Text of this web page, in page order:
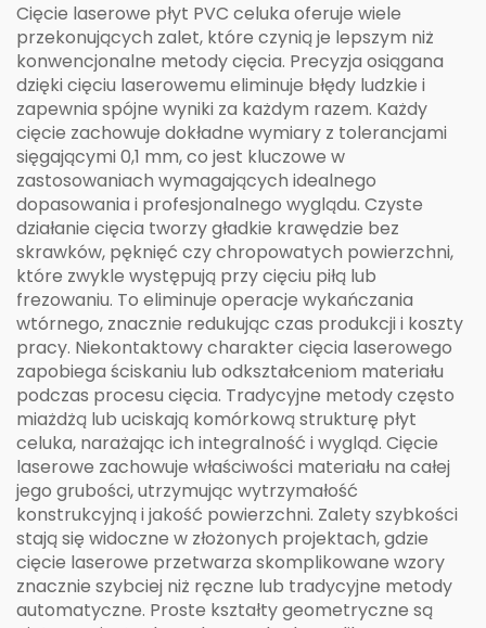
Cięcie laserowe płyt PVC celuka oferuje wiele
przekonujących zalet, które czynią je lepszym niż
konwencjonalne metody cięcia. Precyzja osiągana
dzięki cięciu laserowemu eliminuje błędy ludzkie i
zapewnia spójne wyniki za każdym razem. Każdy
cięcie zachowuje dokładne wymiary z tolerancjami
sięgającymi 0,1 mm, co jest kluczowe w
zastosowaniach wymagających idealnego
dopasowania i profesjonalnego wyglądu. Czyste
działanie cięcia tworzy gładkie krawędzie bez
skrawków, pęknięć czy chropowatych powierzchni,
które zwykle występują przy cięciu piłą lub
frezowaniu. To eliminuje operacje wykańczania
wtórnego, znacznie redukując czas produkcji i koszty
pracy. Niekontaktowy charakter cięcia laserowego
zapobiega ściskaniu lub odkształceniom materiału
podczas procesu cięcia. Tradycyjne metody często
miażdżą lub uciskają komórkową strukturę płyt
celuka, narażając ich integralność i wygląd. Cięcie
laserowe zachowuje właściwości materiału na całej
jego grubości, utrzymując wytrzymałość
konstrukcyjną i jakość powierzchni. Zalety szybkości
stają się widoczne w złożonych projektach, gdzie
cięcie laserowe przetwarza skomplikowane wzory
znacznie szybciej niż ręczne lub tradycyjne metody
automatyczne. Proste kształty geometryczne są